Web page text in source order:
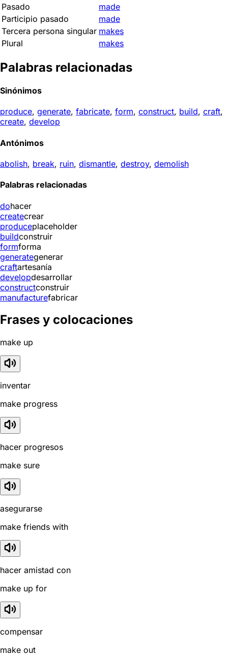
Pasado
made
Participio pasado
made
Tercera persona singular makes
Plural
makes
Palabras relacionadas
Sinónimos
produce, generate, fabricate, form, construct, build, craft,
create, develop
Antónimos
abolish, break, ruin, dismantle, destroy, demolish
Palabras relacionadas
dohacer
createcrear
produceplaceholder
buildconstruir
formforma
generategenerar
craftartesanía
developdesarrollar
constructconstruir
manufacturefabricar
Frases y colocaciones
make up
inventar
make progress
hacer progresos
make sure
asegurarse
make friends with
hacer amistad con
make up for
compensar
make out